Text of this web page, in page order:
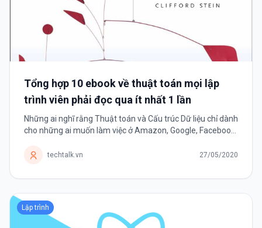
Tổng hợp 10 ebook về thuật toán mọi lập
trình viên phải đọc qua ít nhất 1 lần
Những ai nghĩ rằng Thuật toán và Cấu trúc Dữ liệu chỉ dành
cho những ai muốn làm việc ở Amazon, Google, Facebook,
tồn tại bền vững...
techtalk.vn 27/05/2020
Lập trình